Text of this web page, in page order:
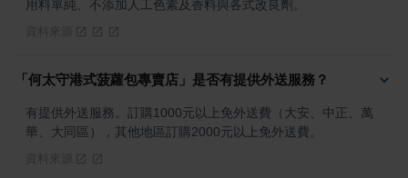
用料單純、不添加人工色素及香料與各式改良劑。
「何太守港式菠蘿包專賣店」是否有提供外送服務？
有提供外送服務。訂購1000元以上免外送費（大安、中正、萬
華、大同區），其他地區訂購2000元以上免外送費。